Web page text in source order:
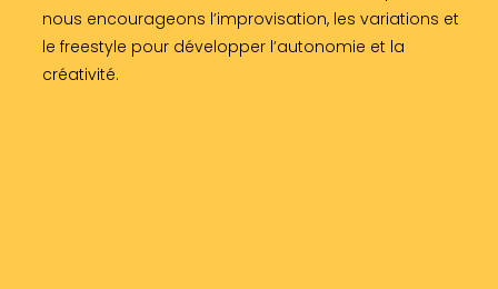
nous encourageons l’improvisation, les variations et
le freestyle pour développer l’autonomie et la
créativité.